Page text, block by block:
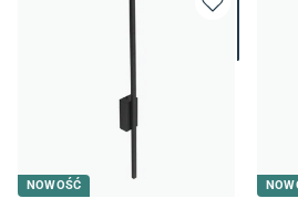
NOWOŚĆ